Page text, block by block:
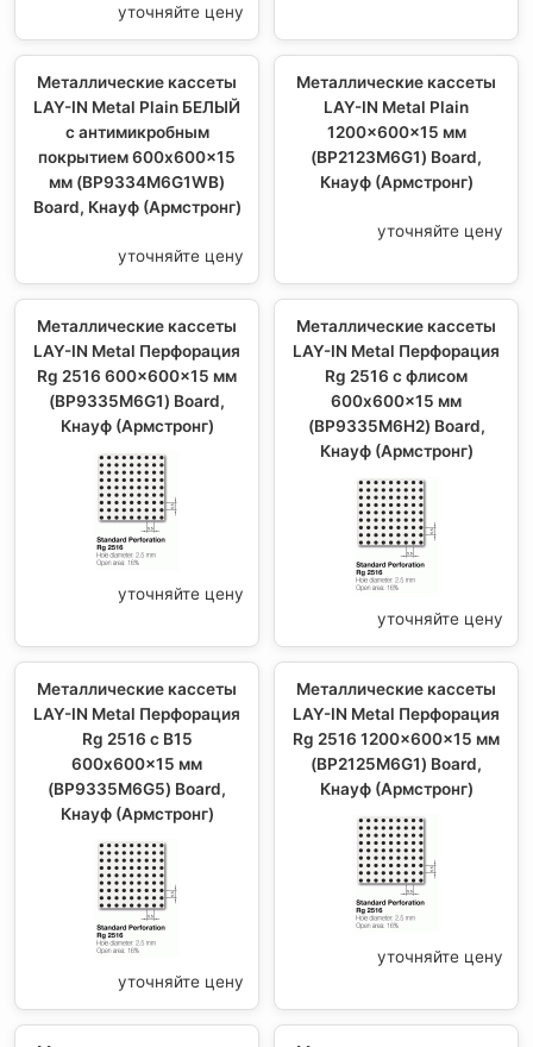
уточняйте цену
Металлические кассеты
LAY-IN Metal Plain БЕЛЫЙ
с антимикробным
покрытием 600x600x15
мм (BP9334M6G1WB)
Board, Кнауф (Армстронг)
уточняйте цену
Металлические кассеты
LAY-IN Metal Plain
1200x600x15 мм
(BP2123M6G1) Board,
Кнауф (Армстронг)
уточняйте цену
Металлические кассеты
LAY-IN Metal Перфорация
Rg 2516 600x600x15 мм
(BP9335M6G1) Board,
Кнауф (Армстронг)
уточняйте цену
Металлические кассеты
LAY-IN Metal Перфорация
Rg 2516 с флисом
600x600x15 мм
(BP9335M6H2) Board,
Кнауф (Армстронг)
уточняйте цену
Металлические кассеты
LAY-IN Metal Перфорация
Rg 2516 с В15
600x600x15 мм
(BP9335M6G5) Board,
Кнауф (Армстронг)
уточняйте цену
Металлические кассеты
LAY-IN Metal Перфорация
Rg 2516 1200x600x15 мм
(BP2125M6G1) Board,
Кнауф (Армстронг)
уточняйте цену